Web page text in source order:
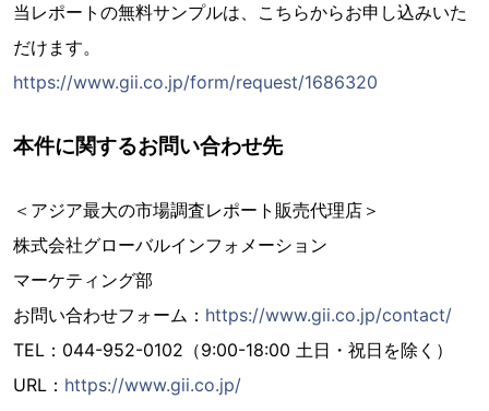
当レポートの無料サンプルは、こちらからお申し込みいた
だけます。
https://www.gii.co.jp/form/request/1686320
本件に関するお問い合わせ先
＜アジア最大の市場調査レポート販売代理店＞
株式会社グローバルインフォメーション
マーケティング部
お問い合わせフォーム： https://www.gii.co.jp/contact/
TEL：044-952-0102（9:00-18:00 土日・祝日を除く）
URL： https://www.gii.co.jp/